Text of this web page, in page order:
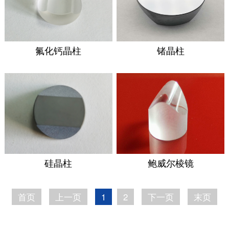
氟化钙晶柱 锗晶柱
硅晶柱 鲍威尔棱镜
首页 上一页 1 2 下一页 末页